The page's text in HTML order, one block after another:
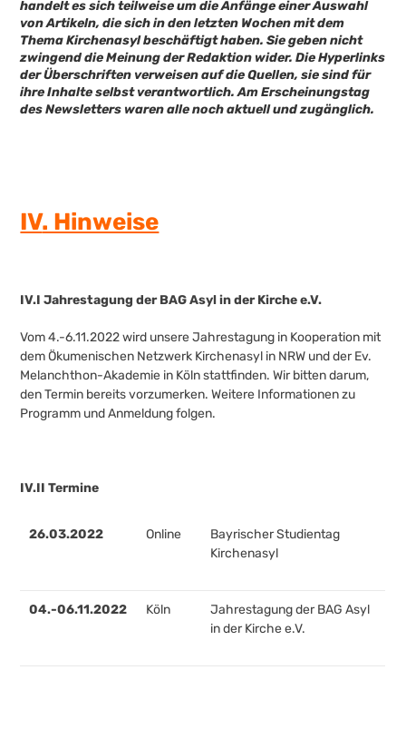
handelt es sich teilweise um die Anfänge einer Auswahl
von Artikeln, die sich in den letzten Wochen mit dem
Thema Kirchenasyl beschäftigt haben. Sie geben nicht
zwingend die Meinung der Redaktion wider. Die Hyperlinks
der Überschriften verweisen auf die Quellen, sie sind für
ihre Inhalte selbst verantwortlich. Am Erscheinungstag
des Newsletters waren alle noch aktuell und zugänglich.
IV. Hinweise
IV.I Jahrestagung der BAG Asyl in der Kirche e.V.
Vom 4.-6.11.2022 wird unsere Jahrestagung in Kooperation mit
dem Ökumenischen Netzwerk Kirchenasyl in NRW und der Ev.
Melanchthon-Akademie in Köln stattfinden. Wir bitten darum,
den Termin bereits vorzumerken. Weitere Informationen zu
Programm und Anmeldung folgen.
IV.II Termine
26.03.2022 Online
Bayrischer Studientag
Kirchenasyl
04.-06.11.2022 Köln
Jahrestagung der BAG Asyl
in der Kirche e.V.